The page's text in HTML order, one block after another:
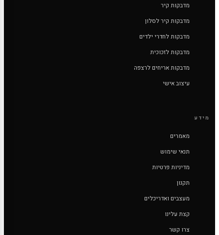
מדבקות קיר
מדבקות קיר לסלון
מדבקות לחדרי ילדים
מדבקות לזכוכית
מדבקות אריחים לרצפה
עיצוב אישי
מידע
מאמרים
תנאי שימוש
מדיניות פרטיות
תקנון
מעצבים ואדריכלים
קצת עלינו
צרו קשר